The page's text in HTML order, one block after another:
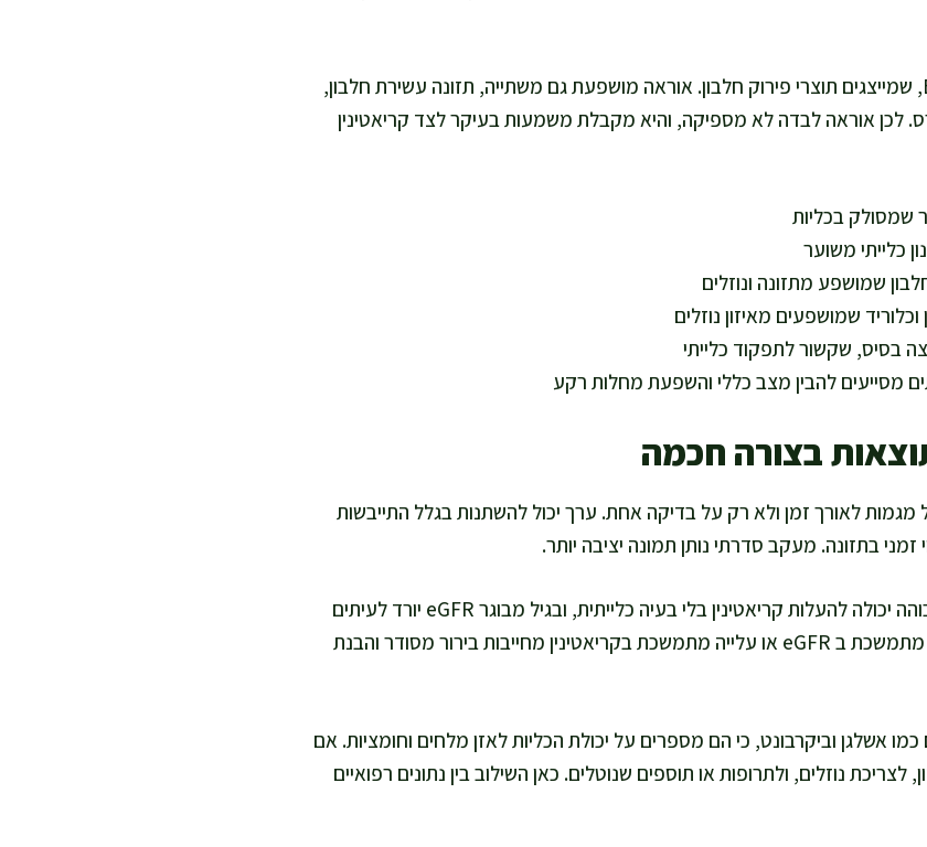
מדד נפוץ נוסף הוא אוראה או BUN, שמייצגים תוצרי פירוק חלבון. אוראה מושפעת גם משתייה, תזונה עשירת חלבון,
לכן אוראה לבדה לא מספיקה, והיא מקבלת משמעות בעיקר לצד קריאטינין
שמסולק בכליות
שמושפעים מאיזון נוזלים
בסיס, שקשור לתפקוד כלייתי
מסייעים להבין מצב כללי והשפעת מחלות רקע
בצורה חכמה
לאורך זמן ולא רק על בדיקה אחת. ערך יכול להשתנות בגלל התייבשות
זמני בתזונה. מעקב סדרתי נותן תמונה יציבה יותר.
גם הקשר אישי חשוב: מסת שריר גבוהה יכולה להעלות קריאטינין בלי בעיה כלייתית, ובגיל מבוגר eGFR יורד לעיתים
כחלק משינוי פיזיולוגי. מנגד, ירידה מתמשכת ב eGFR או עלייה מתמשכת בקריאטינין מחייבות בירור מסודר והבנת
אשלגן וביקרבונט, כי הם מספרים על יכולת הכליות לאזן מלחים וחומציות. אם
נוזלים, ולתרופות או תוספים שנוטלים. כאן השילוב בין נתונים רפואיים